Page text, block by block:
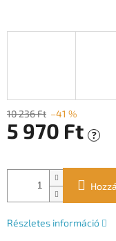
10 236 Ft –41 %
5 970 Ft ?
Részletes információ